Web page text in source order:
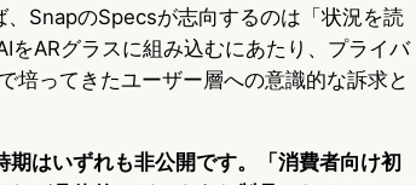
SnapのSpecsが志向するのは「状況を読
をARグラスに組み込むにあたり、プライバ
培ってきたユーザー層への意識的な訴求と
はいずれも非公開です。「消費者向け初